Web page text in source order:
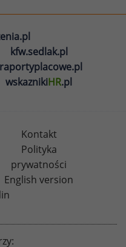
kfw.sedlak.pl
raportyplacowe.pl
wskaznikiHR.pl
Kontakt
Polityka
prywatności
English version